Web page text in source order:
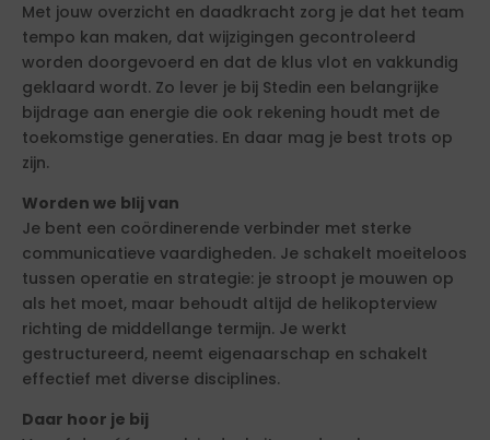
Met jouw overzicht en daadkracht zorg je dat het team
tempo kan maken, dat wijzigingen gecontroleerd
worden doorgevoerd en dat de klus vlot en vakkundig
geklaard wordt. Zo lever je bij Stedin een belangrijke
bijdrage aan energie die ook rekening houdt met de
toekomstige generaties. En daar mag je best trots op
zijn.
Worden we blij van
Je bent een coördinerende verbinder met sterke
communicatieve vaardigheden. Je schakelt moeiteloos
tussen operatie en strategie: je stroopt je mouwen op
als het moet, maar behoudt altijd de helikopterview
richting de middellange termijn. Je werkt
gestructureerd, neemt eigenaarschap en schakelt
effectief met diverse disciplines.
Daar hoor je bij